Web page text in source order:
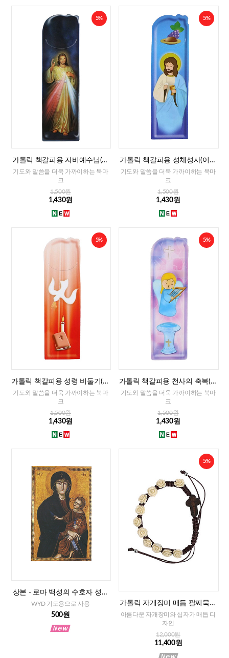
5%
가톨릭 책갈피용 자비예수님(이
태리)
기도와 말씀을 더욱 가까이하는 북마
크
1,500원
1,430원
5%
가톨릭 책갈피용 성체성사(이태
리)
기도와 말씀을 더욱 가까이하는 북마
크
1,500원
1,430원
5%
가톨릭 책갈피용 성령 비둘기(이
태리)
기도와 말씀을 더욱 가까이하는 북마
크
1,500원
1,430원
5%
가톨릭 책갈피용 천사의 축복(이
태리)
기도와 말씀을 더욱 가까이하는 북마
크
1,500원
1,430원
상본 - 로마 백성의 수호자 성모
님, 2매
WYD 기도용으로 사용
500원
5%
가톨릭 자개장미 매듭 팔찌묵주
(아이보리)-8mm
아름다운 자개장미와 십자가 매듭 디
자인
12,000원
11,400원